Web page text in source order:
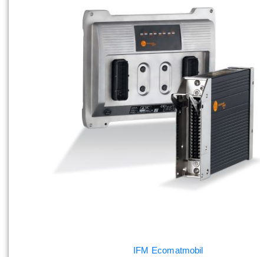
IFM Ecomatmobil